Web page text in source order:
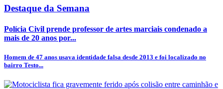
Destaque da Semana
Polícia Civil prende professor de artes marciais condenado a
mais de 20 anos por...
Homem de 47 anos usava identidade falsa desde 2013 e foi localizado no
bairro Testo...